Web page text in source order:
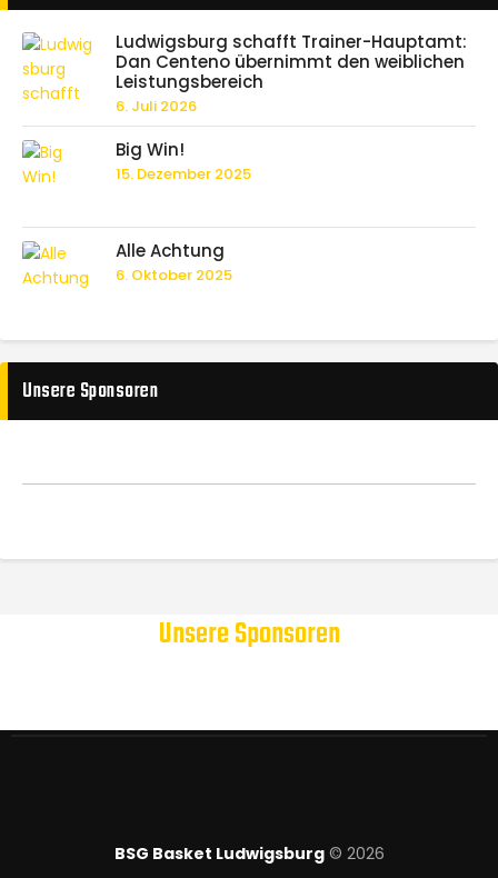
Ludwigsburg schafft Trainer-Hauptamt:
Dan Centeno übernimmt den weiblichen
Leistungsbereich
6. Juli 2026
Big Win!
15. Dezember 2025
Alle Achtung
6. Oktober 2025
Unsere Sponsoren
Unsere Sponsoren
BSG Basket Ludwigsburg© 2026